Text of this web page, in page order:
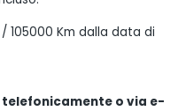
105000 Km dalla data di
o via e-